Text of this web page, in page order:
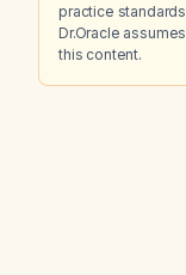
practice
Dr.Oracle
this content.